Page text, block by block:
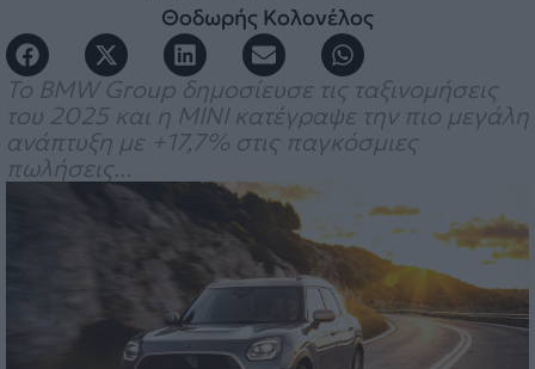
Θοδωρής Κολονέλος
Το BMW Group δημοσίευσε τις ταξινομήσεις
του 2025 και η MINI κατέγραψε την πιο μεγάλη
ανάπτυξη με +17,7% στις παγκόσμιες
πωλήσεις...